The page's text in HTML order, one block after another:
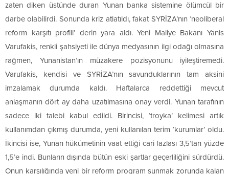
zaten diken üstünde duran Yunan banka sistemine ölümcül bir
darbe olabilirdi. Sonunda kriz atlatıldı, fakat SYRİZA’nın ‘neoliberal
reform karşıtı profili’ derin yara aldı. Yeni Maliye Bakanı Yanis
Varufakis, renkli şahsiyeti ile dünya medyasının ilgi odağı olmasına
rağmen, Yunanistan’ın müzakere pozisyonunu iyileştiremedi.
Varufakis, kendisi ve SYRİZA’nın savunduklarının tam aksini
imzalamak durumda kaldı. Haftalarca reddettiği mevcut
anlaşmanın dört ay daha uzatılmasına onay verdi. Yunan tarafının
sadece iki talebi kabul edildi. Birincisi, ‘troyka’ kelimesi artık
kullanımdan çıkmış durumda, yeni kullanılan terim ‘kurumlar’ oldu.
İkincisi ise, Yunan hükümetinin vaat ettiği cari fazlası 3,5’tan yüzde
1,5’e indi. Bunların dışında bütün eski şartlar geçerliliğini sürdürdü.
Onun karşılığında yeni bir reform program sunmak zorunda kalan